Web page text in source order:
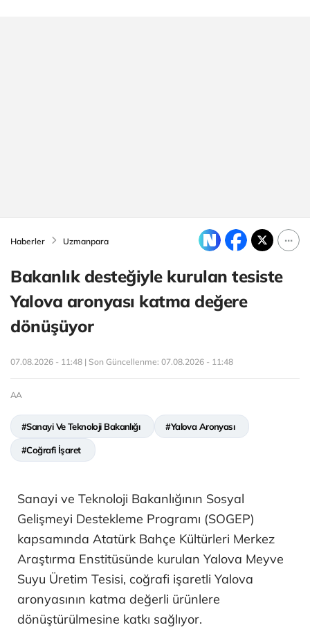
Haberler Uzmanpara
Bakanlık desteğiyle kurulan tesiste
Yalova aronyası katma değere
dönüşüyor
07.08.2026 - 11:48 | Son Güncellenme: 07.08.2026 - 11:48
AA
#Sanayi Ve Teknoloji Bakanlığı #Yalova Aronyası
#Coğrafi İşaret
Sanayi ve Teknoloji Bakanlığının Sosyal
Gelişmeyi Destekleme Programı (SOGEP)
kapsamında Atatürk Bahçe Kültürleri Merkez
Araştırma Enstitüsünde kurulan Yalova Meyve
Suyu Üretim Tesisi, coğrafi işaretli Yalova
aronyasının katma değerli ürünlere
dönüştürülmesine katkı sağlıyor.